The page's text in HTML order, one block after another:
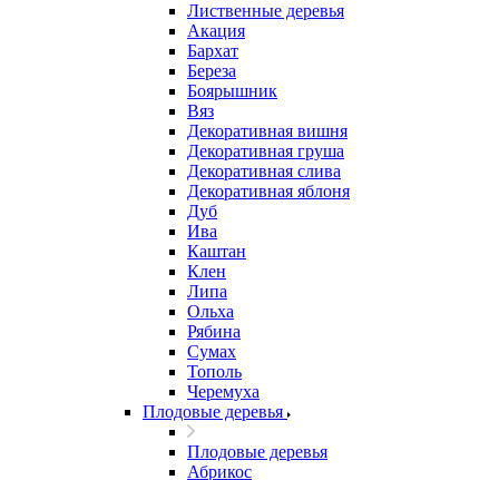
Лиственные деревья
Акация
Бархат
Береза
Боярышник
Вяз
Декоративная вишня
Декоративная груша
Декоративная слива
Декоративная яблоня
Дуб
Ива
Каштан
Клен
Липа
Ольха
Рябина
Сумах
Тополь
Черемуха
Плодовые деревья
Плодовые деревья
Абрикос